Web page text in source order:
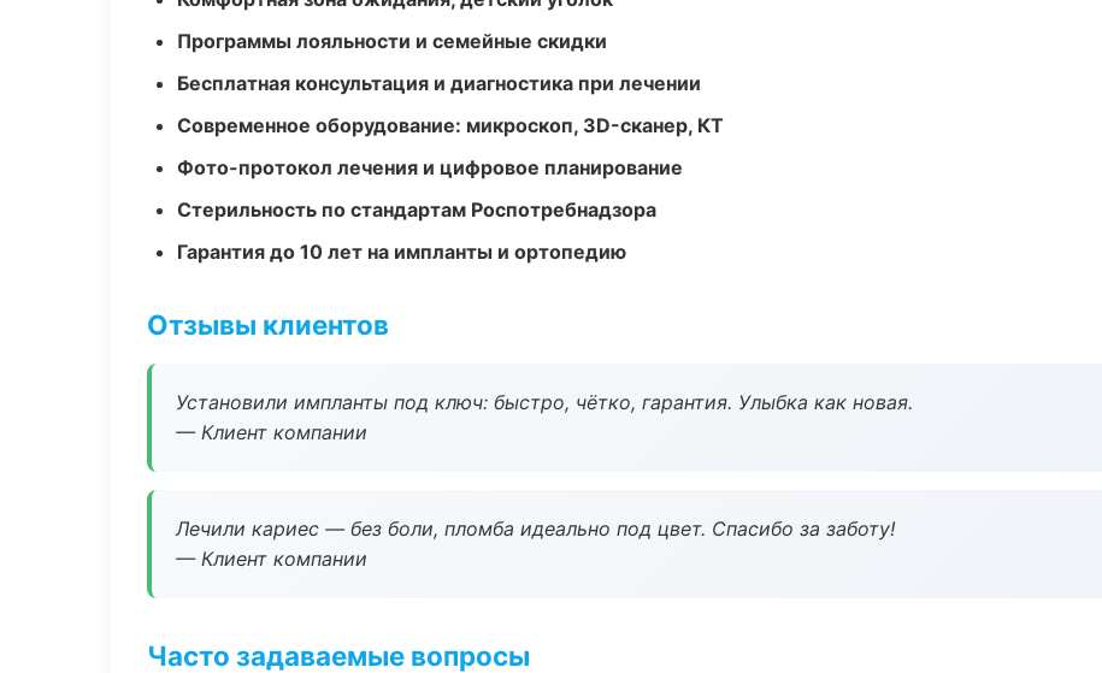
Программы лояльности и семейные скидки
Бесплатная консультация и диагностика при лечении
Современное оборудование: микроскоп, 3D-сканер, КТ
Фото-протокол лечения и цифровое планирование
Стерильность по стандартам Роспотребнадзора
Гарантия до 10 лет на импланты и ортопедию
Отзывы клиентов
Установили импланты под ключ: быстро, чётко, гарантия. Улыбка как новая.
— Клиент компании
Лечили кариес — без боли, пломба идеально под цвет. Спасибо за заботу!
— Клиент компании
Часто задаваемые вопросы